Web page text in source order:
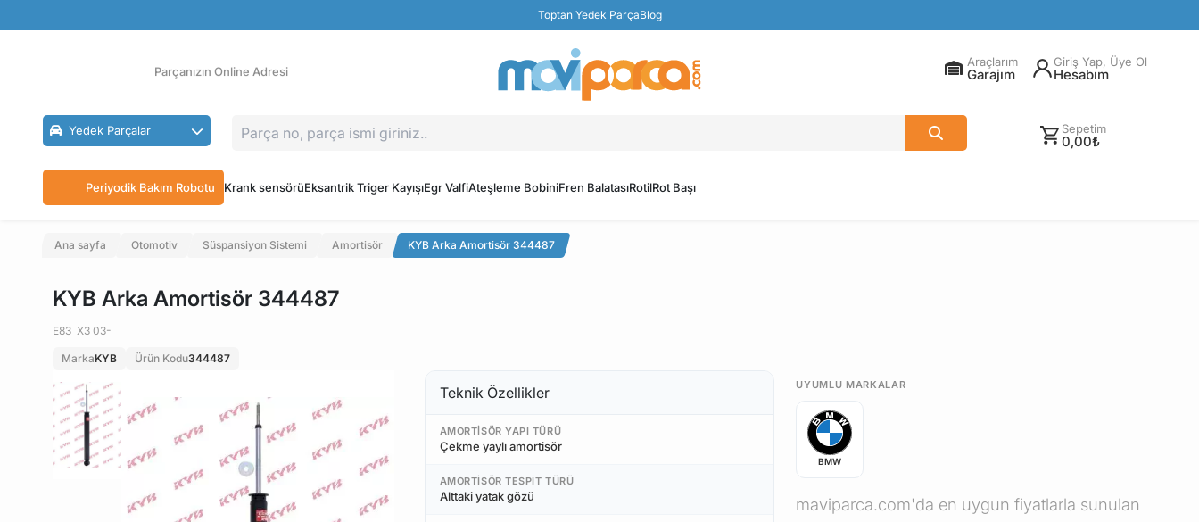
Toptan Yedek ParçaBlog
Ücretsiz İade
Parçanızın Online Adresi Araçlarım
Garajım
Giriş Yap, Üye Ol
Hesabım
Yedek Parçalar Sepetim
0,00₺
Periyodik Bakım Robotu Krank sensörüEksantrik Triger KayışıEgr ValfiAteşleme BobiniFren BalatasıRotilRot Başı
Ana sayfa Otomotiv Süspansiyon Sistemi Amortisör KYB Arka Amortisör 344487
KYB Arka Amortisör 344487
E83 X3 03-
MarkaKYB Ürün Kodu344487
Teknik Özellikler
AMORTISÖR YAPI TÜRÜ
Çekme yaylı amortisör
AMORTISÖR TESPIT TÜRÜ
Alttaki yatak gözü
UYUMLU MARKALAR
BMW
maviparca.com'da en uygun fiyatlarla sunulan